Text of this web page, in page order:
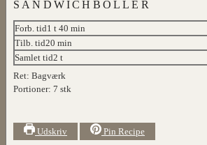
SANDWICHBOLLER
Forb. tid1 time
t 40 minutter
min
Tilb. tid20 minutter
min
Samlet tid2 timer
t
Ret: Bagværk
Portioner: 7 stk
Udskriv Pin Recipe